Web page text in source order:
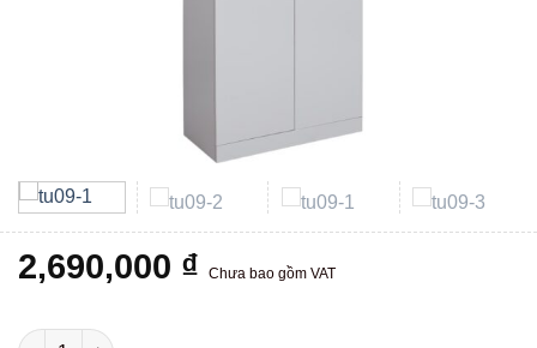
2,690,000 ₫ Chưa bao gồm VAT
TU09 số lượng